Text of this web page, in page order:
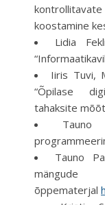
koostamine
Lidia
Iiris Tuvi,
“Õpilase
tahaksite
Tauno
Tauno
õppematerjal